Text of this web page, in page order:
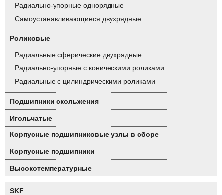
Радиально-упорные однорядные
Самоустанавливающиеся двухрядные
Роликовые
Радиальные сферические двухрядные
Радиально-упорные с коническими роликами
Радиальные с цилиндрическими роликами
Подшипники скольжения
Игольчатые
Корпусные подшипниковые узлы в сборе
Корпусные подшипники
Высокотемпературные
SKF